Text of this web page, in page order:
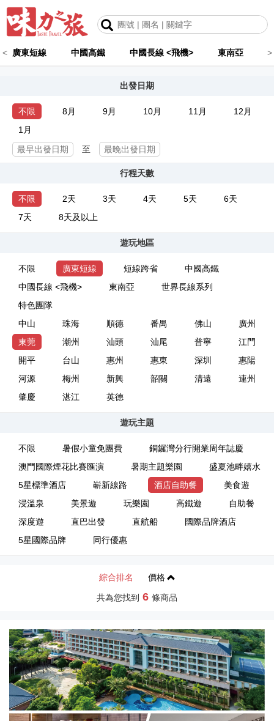
< 廣東短線 中國高鐵 中國長線 <飛機> 東南亞 >
出發日期
不限 8月 9月 10月 11月
12月
1月
至
行程天數
不限 2天 3天 4天 5天
6天
7天
8天及以上
遊玩地區
不限 廣東短線 短線跨省
中國高鐵
中國長線 <飛機>
東南亞
世界長線系列
特色團隊
中山
珠海 順德 番禺 佛山
廣州
東莞
潮州 汕頭 汕尾 普寧
江門
開平
台山 惠州 惠東 深圳
惠陽
河源
梅州 新興 韶關 清遠
連州
肇慶
湛江 英德
遊玩主題
不限 暑假小童免團費
銅鑼灣分行開業周年誌慶
澳門國際煙花比賽匯演
暑期主題樂園
盛夏池畔嬉水
5星標準酒店
嶄新線路 酒店自助餐
美食遊
浸溫泉
美景遊 玩樂園 高鐵遊
自助餐
深度遊
直巴出發 直航船
國際品牌酒店
5星國際品牌
同行優惠
綜合排名 價格
共為您找到 6 條商品